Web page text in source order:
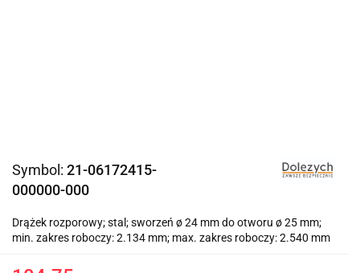
Symbol: 21-06172415-
000000-000
Drążek rozporowy; stal; sworzeń ø 24 mm do otworu ø 25 mm;
min. zakres roboczy: 2.134 mm; max. zakres roboczy: 2.540 mm